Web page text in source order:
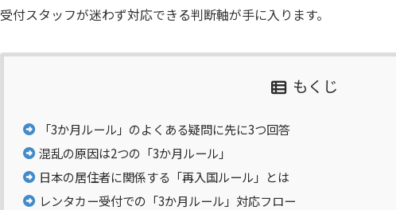
受付スタッフが迷わず対応できる判断軸が手に入ります。
もくじ
「3か月ルール」のよくある疑問に先に3つ回答
混乱の原因は2つの「3か月ルール」
日本の居住者に関係する「再入国ルール」とは
レンタカー受付での「3か月ルール」対応フロー